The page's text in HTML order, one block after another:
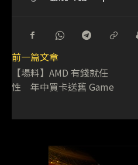
前一篇文章
【場料】AMD 有錢就任
性 年中買卡送舊 Game